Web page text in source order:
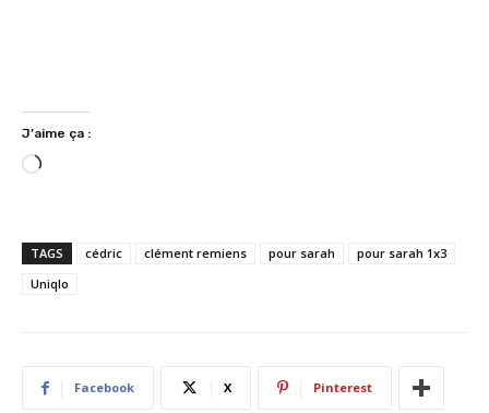
J’aime ça :
C
r
g
e
t
TAGS cédric clément remiens pour sarah
pour sarah 1x3
Uniqlo
Facebook X Pinterest